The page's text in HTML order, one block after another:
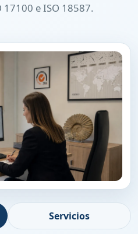
17100 e ISO 18587.
Servicios